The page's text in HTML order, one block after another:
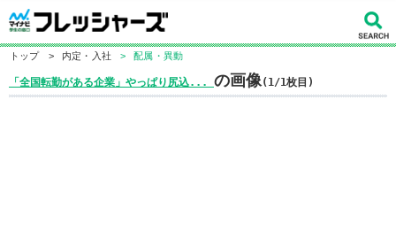
トップ > 内定・入社 > 配属・異動
「全国転勤がある企業」やっぱり尻込... の画像(1/1枚目)